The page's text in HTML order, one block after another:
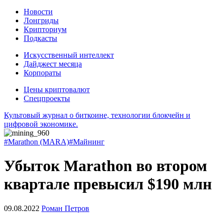
Новости
Лонгриды
Крипториум
Подкасты
Искусственный интеллект
Дайджест месяца
Корпораты
Цены криптовалют
Спецпроекты
Культовый журнал о биткоине, технологии блокчейн и
цифровой экономике.
#Marathon (MARA)#Майнинг
Убыток Marathon во втором
квартале превысил $190 млн
09.08.2022 Роман Петров